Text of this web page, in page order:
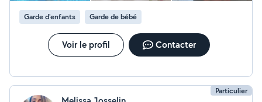
Garde d'enfants Garde de bébé
Voir le profil Contacter
Particulier